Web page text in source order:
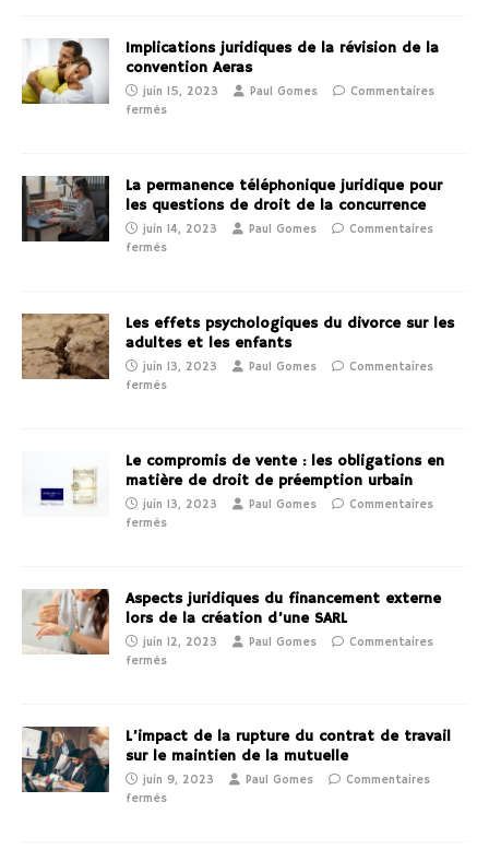
Implications juridiques de la révision de la
convention Aeras
juin 15, 2023 Paul Gomes
Commentaires
fermés
La permanence téléphonique juridique pour
les questions de droit de la concurrence
juin 14, 2023 Paul Gomes
Commentaires
fermés
Les effets psychologiques du divorce sur les
adultes et les enfants
juin 13, 2023 Paul Gomes
Commentaires
fermés
Le compromis de vente : les obligations en
matière de droit de préemption urbain
juin 13, 2023 Paul Gomes
Commentaires
fermés
Aspects juridiques du financement externe
lors de la création d’une SARL
juin 12, 2023 Paul Gomes
Commentaires
fermés
L’impact de la rupture du contrat de travail
sur le maintien de la mutuelle
juin 9, 2023 Paul Gomes
Commentaires
fermés